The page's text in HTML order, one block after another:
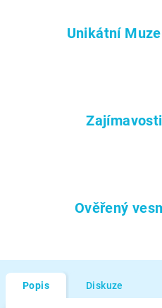
Unikátní
Ověřený
Popis Diskuze